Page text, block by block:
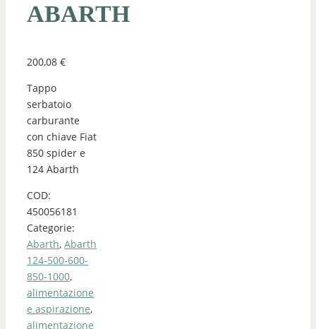
ABARTH
200,08 €
Tappo
serbatoio
carburante
con chiave Fiat
850 spider e
124 Abarth
COD:
450056181
Categorie:
Abarth, Abarth
124-500-600-
850-1000,
alimentazione
e aspirazione,
alimentazione